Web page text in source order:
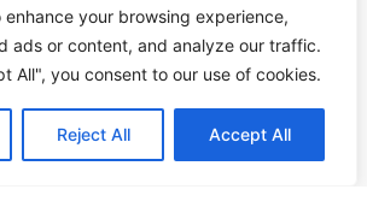
enhance your browsing experience,
ads or content, and analyze our traffic.
All", you consent to our use of cookies.
Reject All Accept All
Cybertec